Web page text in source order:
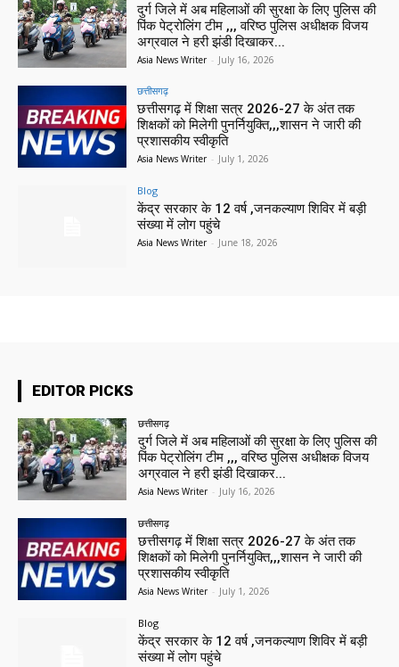
दुर्ग जिले में अब महिलाओं की सुरक्षा के लिए पुलिस की
पिंक पेट्रोलिंग टीम ,,, वरिष्ठ पुलिस अधीक्षक विजय
अग्रवाल ने हरी झंडी दिखाकर...
Asia News Writer - July 16, 2026
छत्तीसगढ़
छत्तीसगढ़ में शिक्षा सत्र 2026-27 के अंत तक
शिक्षकों को मिलेगी पुनर्नियुक्ति,,,शासन ने जारी की
प्रशासकीय स्वीकृति
Asia News Writer - July 1, 2026
Blog
केंद्र सरकार के 12 वर्ष ,जनकल्याण शिविर में बड़ी
संख्या में लोग पहुंचे
Asia News Writer - June 18, 2026
EDITOR PICKS
छत्तीसगढ़
दुर्ग जिले में अब महिलाओं की सुरक्षा के लिए पुलिस की
पिंक पेट्रोलिंग टीम ,,, वरिष्ठ पुलिस अधीक्षक विजय
अग्रवाल ने हरी झंडी दिखाकर...
Asia News Writer - July 16, 2026
छत्तीसगढ़
छत्तीसगढ़ में शिक्षा सत्र 2026-27 के अंत तक
शिक्षकों को मिलेगी पुनर्नियुक्ति,,,शासन ने जारी की
प्रशासकीय स्वीकृति
Asia News Writer - July 1, 2026
Blog
केंद्र सरकार के 12 वर्ष ,जनकल्याण शिविर में बड़ी
संख्या में लोग पहुंचे